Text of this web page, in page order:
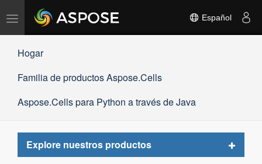
Alternar
navegación
Español
Hogar
Familia de productos Aspose.Cells
Aspose.Cells para Python a través de Java
Explore nuestros productos
Toggle